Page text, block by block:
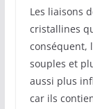
Les liaisons
cristallines
conséquent,
souples et
aussi plus
car ils